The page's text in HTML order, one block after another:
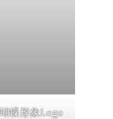
蝶形象Logo